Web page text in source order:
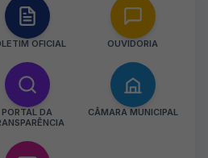
OFICIAL OUVIDORIA
PORTAL DA
CÂMARA MUNICIPAL